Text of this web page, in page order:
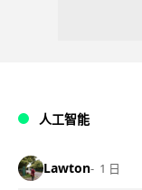
人工智能
Lawton 1 日